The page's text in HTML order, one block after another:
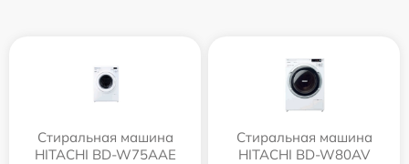
Стиральная машина
HITACHI BD-W75AAE
Стиральная машина
HITACHI BD-W80AV